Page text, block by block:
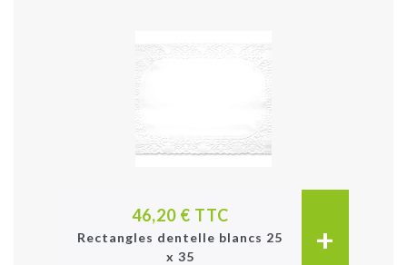
46,20 € TTC
Rectangles dentelle blancs 25
x 35
+